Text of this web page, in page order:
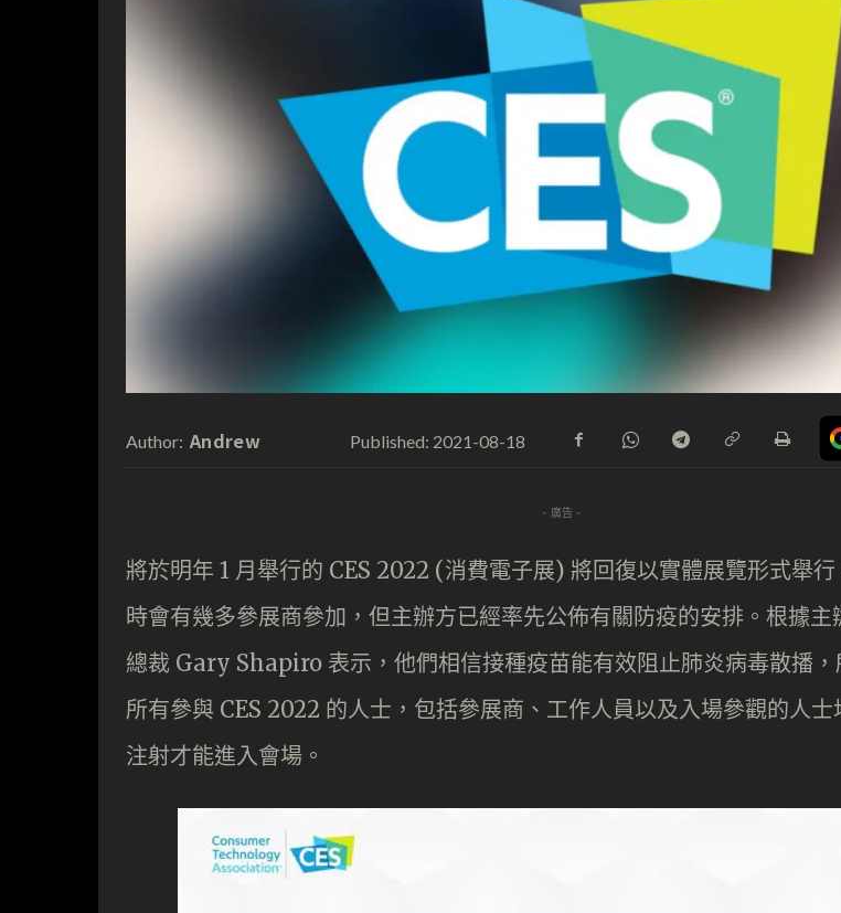
Author: Andrew Published: 2021-08-18
- 廣告 -
將於明年 1 月舉行的 CES 2022 (消費電子展) 將回復以實體展覽形式舉
時會有幾多參展商參加，但主辦方已經率先公佈有關防疫的安排。根據主
總裁 Gary Shapiro 表示，他們相信接種疫苗能有效阻止肺炎病毒散播，
所有參與 CES 2022 的人士，包括參展商、工作人員以及入場參觀的人
注射才能進入會場。